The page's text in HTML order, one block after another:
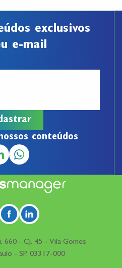
exclusivos
e-mail
conteúdos
660 - Cj. 45 - Vila Gomes
- SP, 03317-000